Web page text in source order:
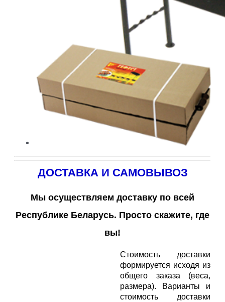
ДОСТАВКА И САМОВЫВОЗ
Мы осуществляем доставку по всей
Республике Беларусь. Просто скажите, где
вы!
Стоимость доставки
формируется исходя из
общего заказа (веса,
размера). Варианты и
стоимость доставки